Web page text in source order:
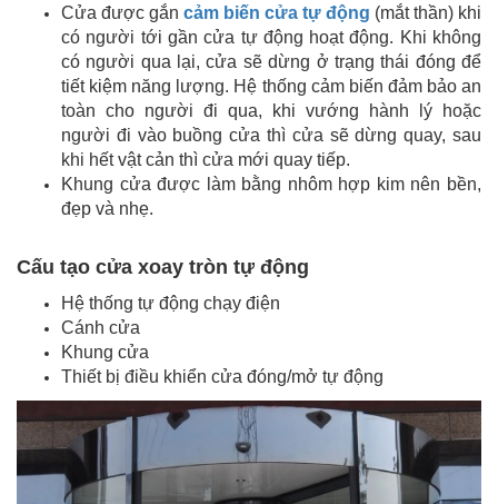
Cửa được gắn cảm biến cửa tự động (mắt thần) khi
có người tới gần cửa tự động hoạt động. Khi không
có người qua lại, cửa sẽ dừng ở trạng thái đóng để
tiết kiệm năng lượng. Hệ thống cảm biến đảm bảo an
toàn cho người đi qua, khi vướng hành lý hoặc
người đi vào buồng cửa thì cửa sẽ dừng quay, sau
khi hết vật cản thì cửa mới quay tiếp.
Khung cửa được làm bằng nhôm hợp kim nên bền,
đẹp và nhẹ.
Cấu tạo cửa xoay tròn tự động
Hệ thống tự động chạy điện
Cánh cửa
Khung cửa
Thiết bị điều khiển cửa đóng/mở tự động